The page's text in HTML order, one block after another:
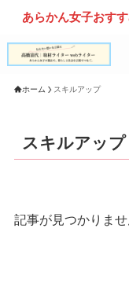
あらかん女子おす
ホーム スキルアップ
スキルアップ
記事が見つかりませ